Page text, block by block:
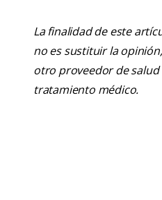
La finalidad de este
no es sustituir la
otro proveedor de salud
tratamiento médico.